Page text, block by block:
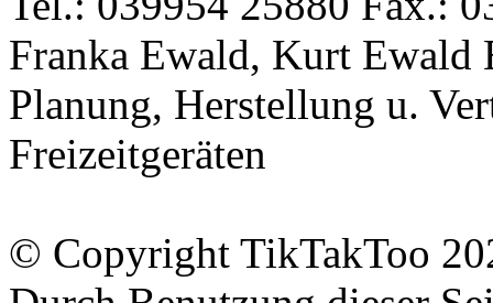
Franka Ewald, Kurt Ewald
Planung, Herstellung u.
Freizeitgeräten
© Copyright TikTakToo